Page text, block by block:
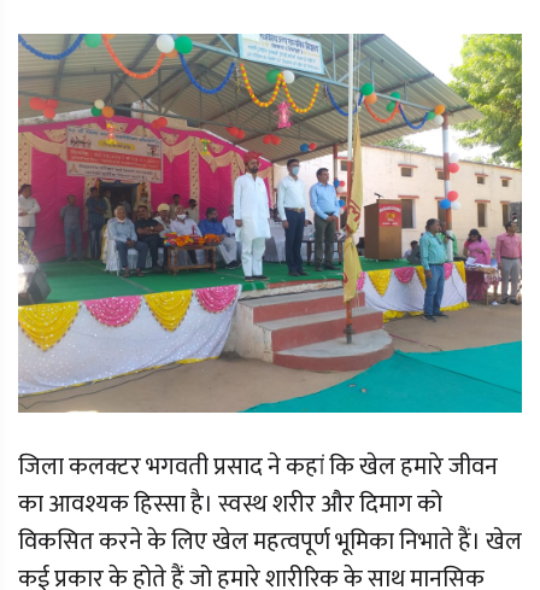
जिला कलक्टर भगवती प्रसाद ने कहां कि खेल हमारे जीवन
का आवश्यक हिस्सा है। स्वस्थ शरीर और दिमाग को
विकसित करने के लिए खेल महत्वपूर्ण भूमिका निभाते हैं। खेल
कई प्रकार के होते हैं जो हमारे शारीरिक के साथ मानसिक